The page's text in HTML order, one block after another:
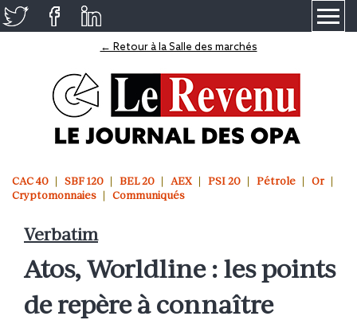
← Retour à la Salle des marchés
CAC 40 SBF 120 BEL 20 AEX PSI 20 Pétrole
Or
Cryptomonnaies
Communiqués
Verbatim
Atos, Worldline : les points
de repère à connaître